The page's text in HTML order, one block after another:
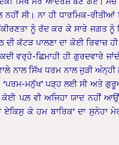
ਸੀ। ਨਾ ਹੀ ਧਾਰਮਿਕ-ਰੀਤੀਆਂ
ਨੂੰ ਰੱਦ ਕਰ ਕੇ ਸਾਰੇ ਜਗਤ ਨੂੰ
ਕੱਟੜ ਪਾਲਣਾ ਦਾ ਕੋਈ ਰਿਵਾਜ਼ ਹੀ
ਵਰ੍ਹੇ-ਛਿਮਾਹੀ ਹੀ ਗੁਰਦਵਾਰੇ
ਨਾਲ ਸਿੱਖ ਧਰਮ ਨਾਲ ਜੁੜੀ
‘ਪਰਮ-ਮਨੁੱਖ’ ਪੜ੍ਹ ਲਈ ਸੀ ਅਤੇ
ਕੋਈ ਪਲ਼ ਵੀ ਅਜਿਹਾ ਯਾਦ ਨਹੀਂ
ਕੇ ਹਮ ਬਾਰਿਕ’ ਦਾ ਸੁਨੇਹਾ